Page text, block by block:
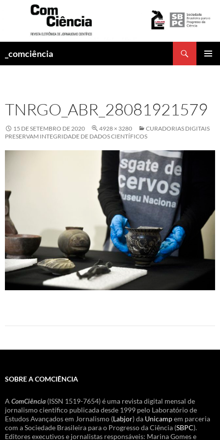
_comciência
TNRGO_ABR_28081921579
15 DE SETEMBRO DE 2020 4928 × 3280
CURADORIAS DIGITAIS
PRESERVAM INTEGRIDADE DE DADOS CIENTÍFICOS
SOBRE A COMCIÊNCIA
A ComCiência (ISSN 1519-7654) é uma revista digital mensal de
jornalismo científico publicada desde 1999 pelo Laboratório de
Estudos Avançados em Jornalismo (Labjor) da Unicampem parceria
com a Sociedade Brasileira para o Progresso da Ciência (SBPC).
Editores executivos e jornalistas responsáveis: Marina Gomes e